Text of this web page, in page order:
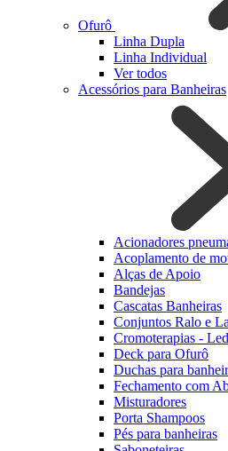
Ofurô
Linha Dupla
Linha Individual
Ver todos
Acessórios para Banheiras
Acionadores
Acoplamento de
Alças de Apoio
Bandejas
Cascatas Banheiras
Conjuntos Ralo e
Cromoterapias -
Deck para Ofurô
Duchas para
Fechamento com
Misturadores
Porta Shampoos
Pés para banheiras